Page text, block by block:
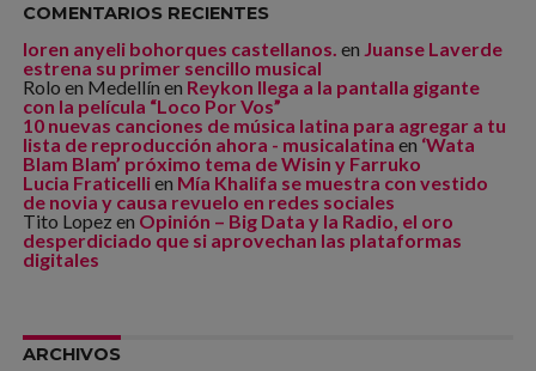
COMENTARIOS RECIENTES
loren anyeli bohorques castellanos. en Juanse Laverde
estrena su primer sencillo musical
Rolo en Medellín en Reykon llega a la pantalla gigante
con la película “Loco Por Vos”
10 nuevas canciones de música latina para agregar a tu
lista de reproducción ahora - musicalatina en ‘Wata
Blam Blam’ próximo tema de Wisin y Farruko
Lucia Fraticellien Mía Khalifa se muestra con vestido
de novia y causa revuelo en redes sociales
Tito Lopez en Opinión – Big Data y la Radio, el oro
desperdiciado que si aprovechan las plataformas
digitales
ARCHIVOS